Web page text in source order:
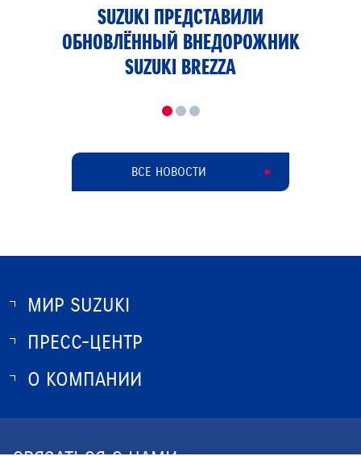
SUZUKI ПРЕДСТАВИЛИ
ОБНОВЛЁННЫЙ ВНЕДОРОЖНИК
SUZUKI BREZZA
ВСЕ НОВОСТИ
МИР SUZUKI
О SUZUKI
ПРЕСС-ЦЕНТР
НОВОСТИ
О КОМПАНИИ